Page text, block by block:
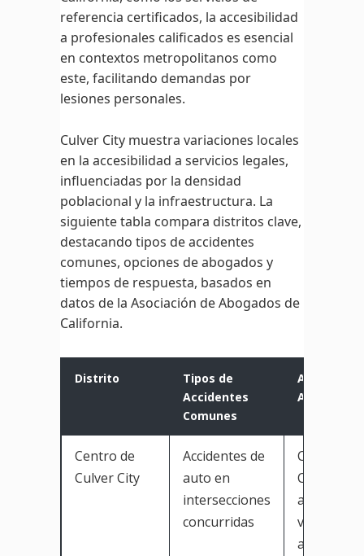
referencia certificados, la accesibilidad
a profesionales calificados es esencial
en contextos metropolitanos como
este, facilitando demandas por
lesiones personales.
Culver City muestra variaciones locales
en la accesibilidad a servicios legales,
influenciadas por la densidad
poblacional y la infraestructura. La
siguiente tabla compara distritos clave,
destacando tipos de accidentes
comunes, opciones de abogados y
tiempos de respuesta, basados en
datos de la Asociación de Abogados de
California.
Distrito
Tipos de
Accidentes
Comunes
Abogados
Centro de
Culver City
Accidentes de
auto en
intersecciones
concurridas
Cerca de
Culver
alta
vehicular;
acceso a